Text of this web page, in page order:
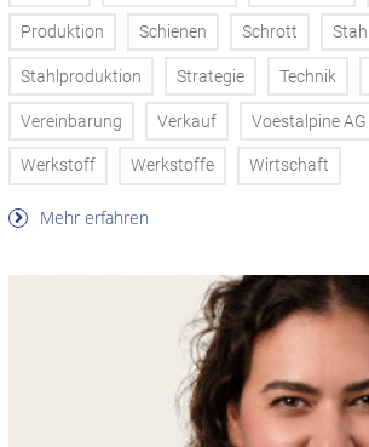
Produktion Schienen Schrott Stahl
Stahlproduktion Strategie Technik
Vereinbarung Verkauf Voestalpine AG
Werkstoff Werkstoffe Wirtschaft
Mehr erfahren